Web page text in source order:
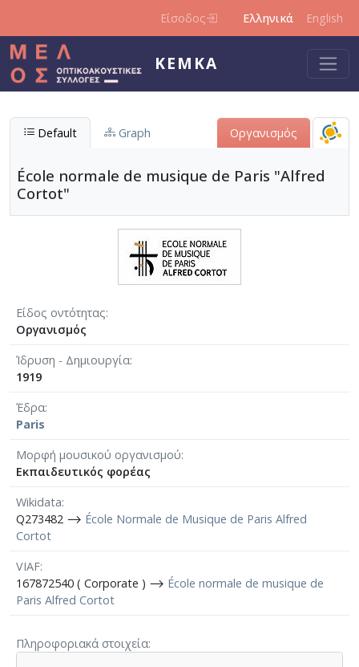
Είσοδος Ελληνικά English
ΚΕΜΚΑ
Default Graph Οργανισμός
École normale de musique de Paris "Alfred
Cortot"
Είδος οντότητας
Οργανισμός
Ίδρυση - Δημιουργία
1919
Έδρα
Paris
Μορφή μουσικού οργανισμού
Εκπαιδευτικός φορέας
Wikidata
Q273482 ⟶ École Normale de Musique de Paris Alfred
Cortot
VIAF
167872540 ( Corporate ) ⟶ École normale de musique de
Paris Alfred Cortot
Πληροφοριακά στοιχεία